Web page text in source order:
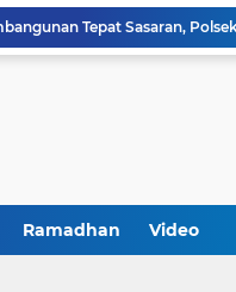
Baru Industri Jasa Keuangan
Ramadhan Video